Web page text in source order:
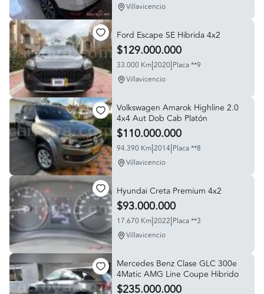
Villavicencio
Ford Escape SE Hibrida 4x2
$129.000.000
33.000 Km|2020|Placa **9
Villavicencio
Volkswagen Amarok Highline 2.0
4x4 Aut Dob Cab Platón
$110.000.000
94.390 Km|2014|Placa **8
Villavicencio
Hyundai Creta Premium 4x2
$93.000.000
17.670 Km|2022|Placa **3
Villavicencio
Mercedes Benz Clase GLC 300e
4Matic AMG Line Coupe Hibrido
$235.000.000